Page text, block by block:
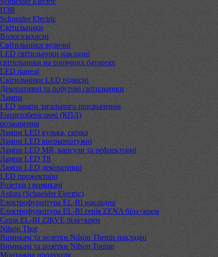
ПЗВ
Schneider Electric
Світильники
Вологозахисні
Світильники вуличні
LED світильники накладні
світильники на сонячних батареях
LED панелі
Світильники LED підвісні
Декоративні та побутові світильники
Лампи
LED лампи загального призначення
Енергозберігаючі (КПЛ)
розжарення
Лампи LED кулька, свічка
Лампи LED високопотужні
Лампи LED MR, капсули та рефлекторні
Лампи LED Т8
Лампи LED декоративні
LED прожектори
Розетки і вимикачі
Asfora (Schneider Electric)
Електрофурнітура EL-BI накладна
Електрофурнітура EL-BI серія ZENA біла+крем
Серія EL-BI ZIRVE біла+крем
Nilson Thor
Вимикачі та розетки Nilson Themis накладні
Вимикачі та розетки Nilson Touran
Монтажна продукція